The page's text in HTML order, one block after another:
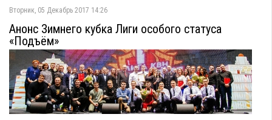
Вторник, 05 Декабрь 2017 14:26
Анонс Зимнего кубка Лиги особого статуса
«Подъём»